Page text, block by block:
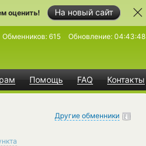
На новый сайт
оценить!
Помощь FAQ Контакты
Обменников: 615 Обновление: 04:43:48
Другие обменники